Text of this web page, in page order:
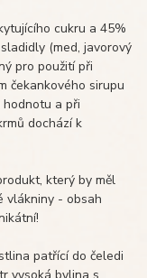
cukru a 45%
(med, javorový
pro použití při
čekankového sirupu
a při
dochází k
který by měl
vlákniny - obsah
patřící do čeledi
vysoká bylina s